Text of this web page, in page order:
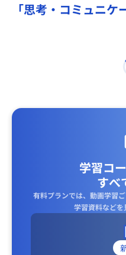
「思考・コミュニ
学習コ
すべ
有料プランでは、動画学習
学習資料などを